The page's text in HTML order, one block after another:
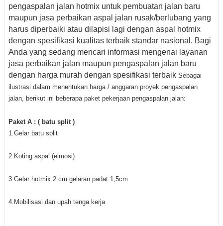
pengaspalan jalan hotmix untuk pembuatan jalan baru
maupun jasa perbaikan aspal jalan rusak/berlubang yang
harus diperbaiki atau dilapisi lagi dengan aspal hotmix
dengan spesifikasi kualitas terbaik standar nasional. Bagi
Anda yang sedang mencari informasi mengenai layanan
jasa perbaikan jalan maupun pengaspalan jalan baru
dengan harga murah dengan spesifikasi terbaik Sebagai
ilustrasi dalam menentukan harga / anggaran proyek pengaspalan
jalan, berikut ini beberapa paket pekerjaan pengaspalan jalan:
Paket A : ( batu split )
1.Gelar batu split
2.Koting aspal (elmosi)
3.Gelar hotmix 2 cm gelaran padat 1,5cm
4.Mobilisasi dan upah tenga kerja